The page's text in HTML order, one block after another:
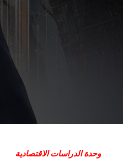
وحدة الدراسات الاقتصادية